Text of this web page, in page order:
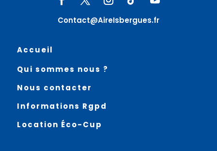
Contact@AireIsbergues.fr
Accueil
Qui sommes nous ?
Nous contacter
Informations Rgpd
Location Éco-Cup